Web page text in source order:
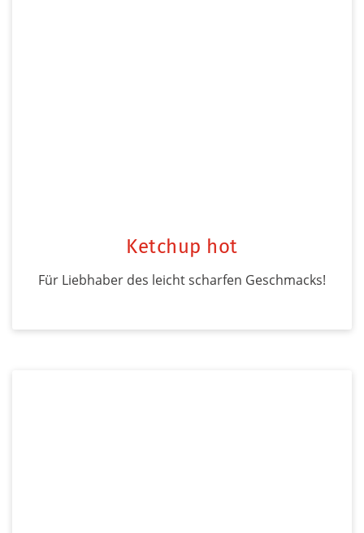
Ketchup hot
Für Liebhaber des leicht scharfen Geschmacks!